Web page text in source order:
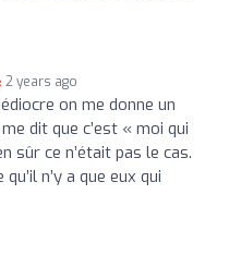
2 years ago
on me donne un
dit que c’est « moi qui
sûr ce n’était pas le cas.
n’y a que eux qui